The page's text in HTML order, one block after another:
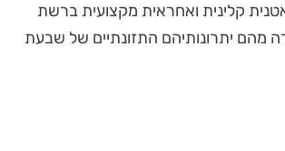
קלינית ואחראית מקצועית ברשת
מהם יתרונותיהם התזונתיים של שבעת